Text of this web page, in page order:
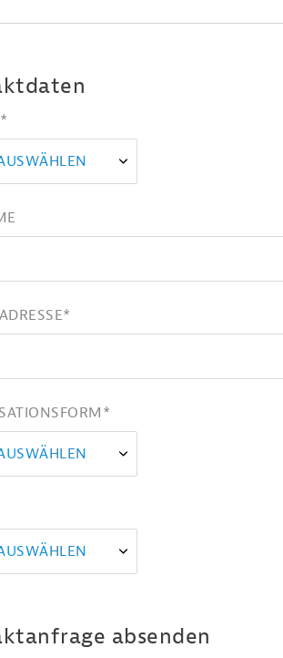
*
*
*
absenden